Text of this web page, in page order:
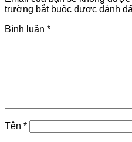
trường bắt buộc được đánh
Bình luận *
Tên *